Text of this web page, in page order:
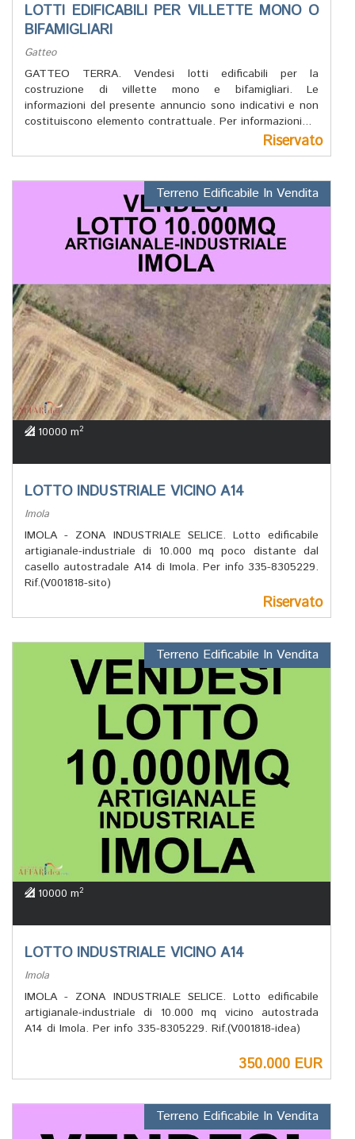
LOTTI EDIFICABILI PER VILLETTE MONO O
BIFAMIGLIARI
Gatteo
GATTEO TERRA. Vendesi lotti edificabili per la
costruzione di villette mono e bifamigliari. Le
informazioni del presente annuncio sono indicativi e non
costituiscono elemento contrattuale. Per informazioni...
Riservato
Terreno Edificabile In Vendita
10000 m2
LOTTO INDUSTRIALE VICINO A14
Imola
IMOLA - ZONA INDUSTRIALE SELICE. Lotto edificabile
artigianale-industriale di 10.000 mq poco distante dal
casello autostradale A14 di Imola. Per info 335-8305229.
Rif.(V001818-sito)
Riservato
Terreno Edificabile In Vendita
10000 m2
LOTTO INDUSTRIALE VICINO A14
Imola
IMOLA - ZONA INDUSTRIALE SELICE. Lotto edificabile
artigianale-industriale di 10.000 mq vicino autostrada
A14 di Imola. Per info 335-8305229. Rif.(V001818-idea)
350.000 EUR
Terreno Edificabile In Vendita